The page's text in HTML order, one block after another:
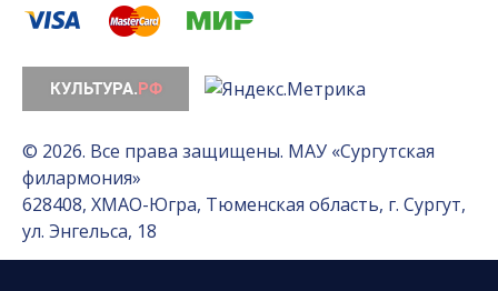
© 2026. Все права защищены. МАУ «Сургутская
филармония»
628408, ХМАО-Югра, Тюменская область, г. Сургут,
ул. Энгельса, 18